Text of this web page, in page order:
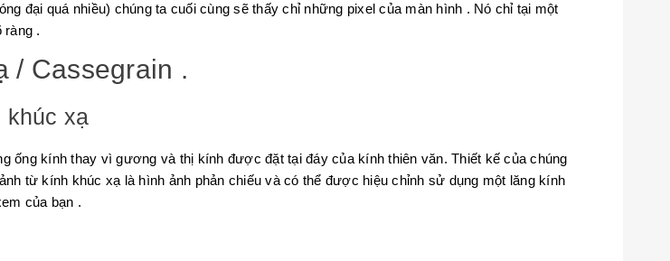
đại quá nhiều) chúng ta cuối cùng sẽ thấy chỉ những pixel của màn hình . Nó chỉ tại một
ràng .
/ Cassegrain .
khúc xạ
ống kính thay vì gương và thị kính được đặt tại đáy của kính thiên văn. Thiết kế của chúng
từ kính khúc xạ là hình ảnh phản chiếu và có thể được hiệu chỉnh sử dụng một lăng kính
của bạn .